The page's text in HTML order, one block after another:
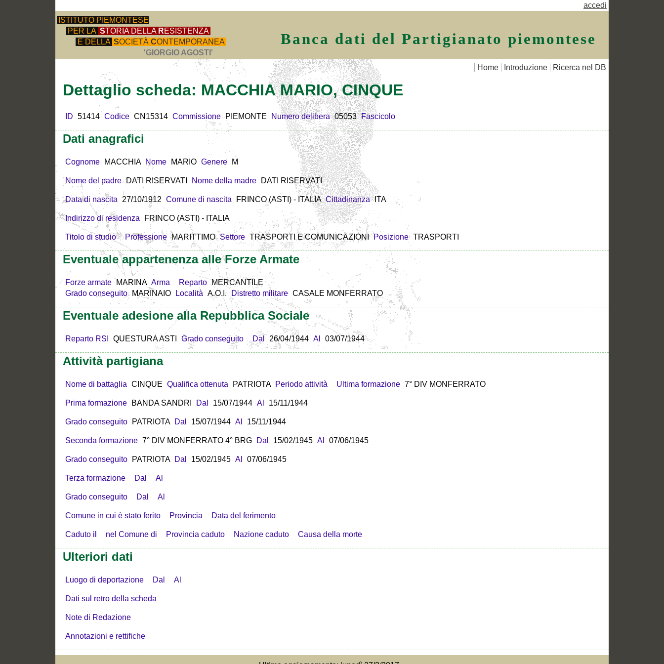
accedi
ISTITUTO PIEMONTESE
PER LA STORIA DELLA RESISTENZA
E DELLA SOCIETÀ CONTEMPORANEA
'GIORGIO AGOSTI'
Banca dati del Partigianato piemontese
Home Introduzione Ricerca nel DB
Dettaglio scheda: MACCHIA MARIO, CINQUE
ID 51414 Codice CN15314 Commissione PIEMONTE Numero delibera 05053 Fascicolo
Dati anagrafici
Cognome MACCHIA Nome MARIO Genere M
Nome del padre DATI RISERVATI Nome della madre DATI RISERVATI
Data di nascita 27/10/1912 Comune di nascita FRINCO (ASTI) - ITALIA Cittadinanza ITA
Indirizzo di residenza FRINCO (ASTI) - ITALIA
Titolo di studio Professione MARITTIMO Settore TRASPORTI E COMUNICAZIONI Posizione TRASPORTI
Eventuale appartenenza alle Forze Armate
Forze armate MARINA Arma Reparto MERCANTILE
Grado conseguito
MARINAIO Località A.O.I. Distretto militare CASALE MONFERRATO
Eventuale adesione alla Repubblica Sociale
Reparto RSI QUESTURA ASTI Grado conseguito Dal 26/04/1944 Al 03/07/1944
Attività partigiana
Nome di battaglia CINQUE Qualifica ottenuta PATRIOTA Periodo attività Ultima formazione 7° DIV MONFERRATO
Prima formazione BANDA SANDRI Dal 15/07/1944 Al 15/11/1944
Grado conseguito PATRIOTA Dal 15/07/1944 Al 15/11/1944
Seconda formazione 7° DIV MONFERRATO 4° BRG Dal 15/02/1945 Al 07/06/1945
Grado conseguito PATRIOTA Dal 15/02/1945 Al 07/06/1945
Terza formazione Dal Al
Grado conseguito Dal Al
Comune in cui è stato ferito Provincia Data del ferimento
Caduto il nel Comune di Provincia caduto Nazione caduto Causa della morte
Ulteriori dati
Luogo di deportazione Dal Al
Dati sul retro della scheda
Note di Redazione
Annotazioni e rettifiche